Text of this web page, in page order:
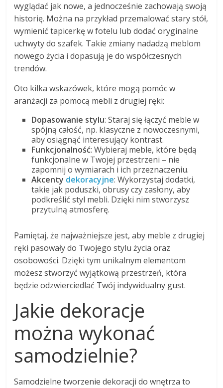
wyglądać jak nowe, a jednocześnie zachowają swoją
historię. Można na przykład przemalować stary stół,
wymienić tapicerkę w fotelu lub dodać oryginalne
uchwyty do szafek. Takie zmiany nadadzą meblom
nowego życia i dopasują je do współczesnych
trendów.
Oto kilka wskazówek, które mogą pomóc w
aranżacji za pomocą mebli z drugiej ręki:
Dopasowanie stylu: Staraj się łączyć meble w
spójną całość, np. klasyczne z nowoczesnymi,
aby osiągnąć interesujący kontrast.
Funkcjonalność: Wybieraj meble, które będą
funkcjonalne w Twojej przestrzeni – nie
zapomnij o wymiarach i ich przeznaczeniu.
Akcenty dekoracyjne: Wykorzystaj dodatki,
takie jak poduszki, obrusy czy zasłony, aby
podkreślić styl mebli. Dzięki nim stworzysz
przytulną atmosferę.
Pamiętaj, że najważniejsze jest, aby meble z drugiej
ręki pasowały do Twojego stylu życia oraz
osobowości. Dzięki tym unikalnym elementom
możesz stworzyć wyjątkową przestrzeń, która
będzie odzwierciedlać Twój indywidualny gust.
Jakie dekoracje
można wykonać
samodzielnie?
Samodzielne tworzenie dekoracji do wnętrza to